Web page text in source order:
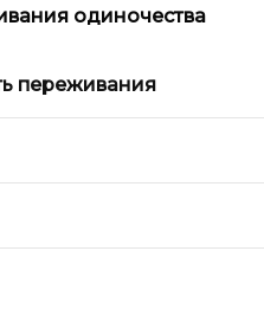
одиночества
переживания